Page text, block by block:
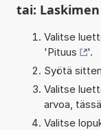
tai:
Valitse
'Pituus
'.
Syötä
Valitse
arvoa,
Valitse